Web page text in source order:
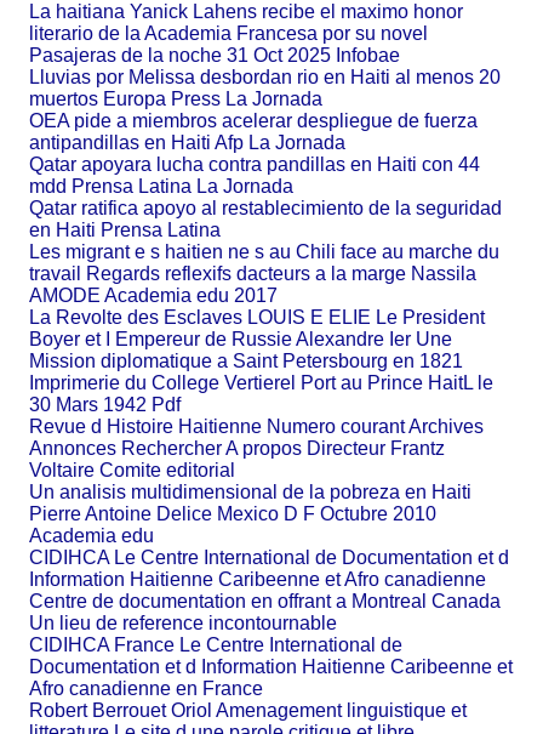
La haitiana Yanick Lahens recibe el maximo honor
literario de la Academia Francesa por su novel
Pasajeras de la noche 31 Oct 2025 Infobae
Lluvias por Melissa desbordan rio en Haiti al menos 20
muertos Europa Press La Jornada
OEA pide a miembros acelerar despliegue de fuerza
antipandillas en Haiti Afp La Jornada
Qatar apoyara lucha contra pandillas en Haiti con 44
mdd Prensa Latina La Jornada
Qatar ratifica apoyo al restablecimiento de la seguridad
en Haiti Prensa Latina
Les migrant e s haitien ne s au Chili face au marche du
travail Regards reflexifs dacteurs a la marge Nassila
AMODE Academia edu 2017
La Revolte des Esclaves LOUIS E ELIE Le President
Boyer et I Empereur de Russie Alexandre Ier Une
Mission diplomatique a Saint Petersbourg en 1821
Imprimerie du College Vertierel Port au Prince HaitL le
30 Mars 1942 Pdf
Revue d Histoire Haitienne Numero courant Archives
Annonces Rechercher A propos Directeur Frantz
Voltaire Comite editorial
Un analisis multidimensional de la pobreza en Haiti
Pierre Antoine Delice Mexico D F Octubre 2010
Academia edu
CIDIHCA Le Centre International de Documentation et d
Information Haitienne Caribeenne et Afro canadienne
Centre de documentation en offrant a Montreal Canada
Un lieu de reference incontournable
CIDIHCA France Le Centre International de
Documentation et d Information Haitienne Caribeenne et
Afro canadienne en France
Robert Berrouet Oriol Amenagement linguistique et